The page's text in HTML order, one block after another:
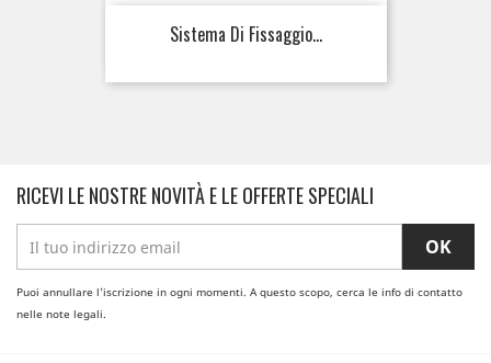
Sistema Di Fissaggio...
RICEVI LE NOSTRE NOVITÀ E LE OFFERTE SPECIALI
Puoi annullare l'iscrizione in ogni momenti. A questo scopo, cerca le info di contatto
nelle note legali.